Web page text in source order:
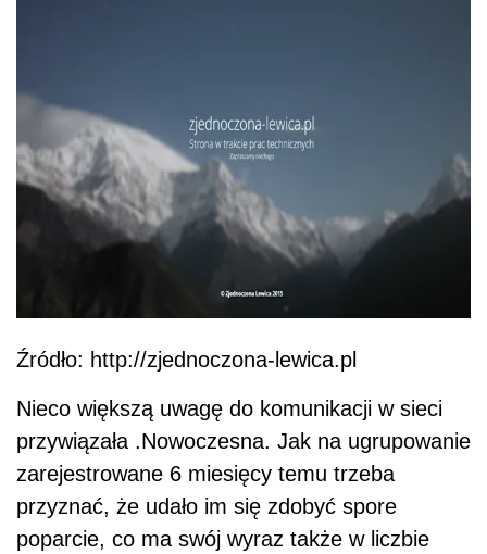
Źródło: http://zjednoczona-lewica.pl
Nieco większą uwagę do komunikacji w sieci
przywiązała .Nowoczesna. Jak na ugrupowanie
zarejestrowane 6 miesięcy temu trzeba
przyznać, że udało im się zdobyć spore
poparcie, co ma swój wyraz także w liczbie